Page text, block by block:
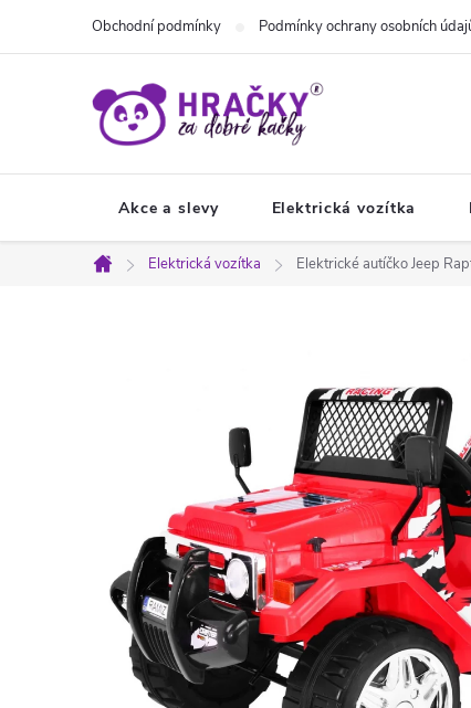
Obchodní podmínky Podmínky ochrany osobních
Akce a slevy Elektrická vozítka
Domů
Elektrická vozítka Elektrické autíčko Jeep